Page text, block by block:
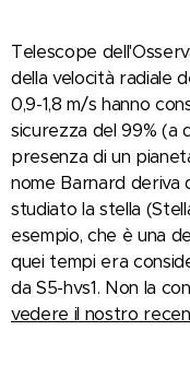
Telescope
della velocità radiale
0,9-1,8 m/s hanno
sicurezza del 99% (a
presenza di un
nome Barnard deriva
studiato la stella
esempio, che è una
quei tempi era
da S5-hvs1. Non la
vedere il nostro